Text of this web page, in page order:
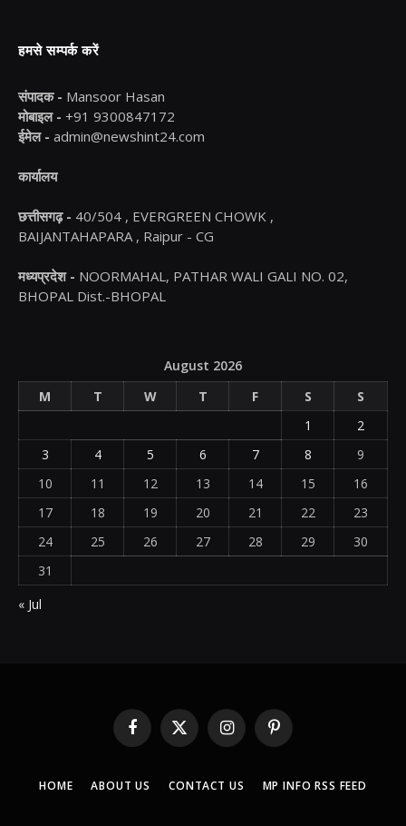
हमसे सम्पर्क करें
संपादक - Mansoor Hasan
मोबाइल - +91 9300847172
ईमेल - admin@newshint24.com
कार्यालय
छत्तीसगढ़ - 40/504 , EVERGREEN CHOWK ,
BAIJANTAHAPARA , Raipur - CG
मध्यप्रदेश - NOORMAHAL, PATHAR WALI GALI NO. 02,
BHOPAL Dist.-BHOPAL
August 2026
M
T W T F S
S
1
2
3
4 5 6 7 8
9
10
11 12 13 14 15
16
17
18 19 20 21 22
23
24
25 26 27 28 29
30
31
« Jul
Facebook
X
(Twitter)
InstagramPinterest
HOME ABOUT US CONTACT US MP INFO RSS FEED